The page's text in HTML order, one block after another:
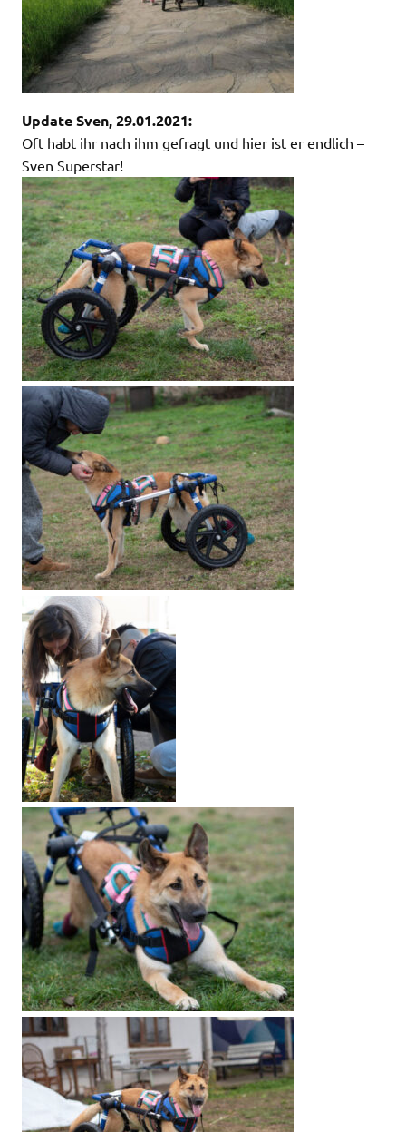
Update Sven, 29.01.2021:
Oft habt ihr nach ihm gefragt und hier ist er endlich –
Sven Superstar!